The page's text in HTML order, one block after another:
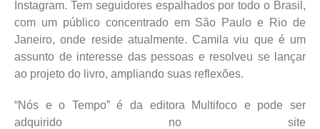
Instagram. Tem seguidores espalhados por todo o Brasil,
com um público concentrado em São Paulo e Rio de
Janeiro, onde reside atualmente. Camila viu que é um
assunto de interesse das pessoas e resolveu se lançar
ao projeto do livro, ampliando suas reflexões.
“Nós e o Tempo” é da editora Multifoco e pode ser
adquirido no site